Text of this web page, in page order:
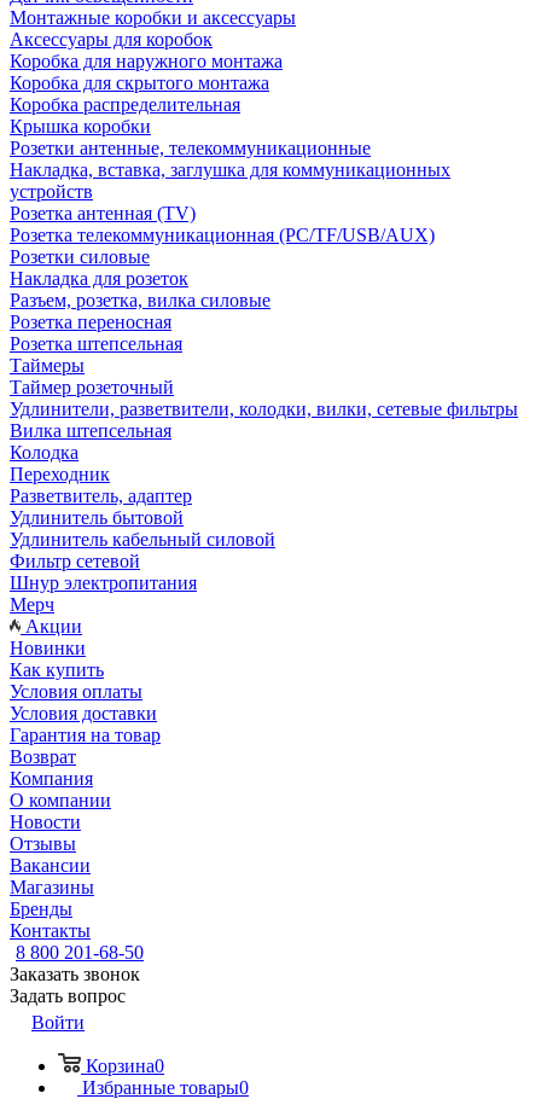
Монтажные коробки и аксессуары
Аксессуары для коробок
Коробка для наружного монтажа
Коробка для скрытого монтажа
Коробка распределительная
Крышка коробки
Розетки антенные, телекоммуникационные
Накладка, вставка, заглушка для коммуникационных
устройств
Розетка антенная (TV)
Розетка телекоммуникационная (PC/TF/USB/AUX)
Розетки силовые
Накладка для розеток
Разъем, розетка, вилка силовые
Розетка переносная
Розетка штепсельная
Таймеры
Таймер розеточный
Удлинители, разветвители, колодки, вилки, сетевые фильтры
Вилка штепсельная
Колодка
Переходник
Разветвитель, адаптер
Удлинитель бытовой
Удлинитель кабельный силовой
Фильтр сетевой
Шнур электропитания
Мерч
Акции
Новинки
Как купить
Условия оплаты
Условия доставки
Гарантия на товар
Возврат
Компания
О компании
Новости
Отзывы
Вакансии
Магазины
Бренды
Контакты
8 800 201-68-50
Заказать звонок
Задать вопрос
Войти
Корзина0
Избранные товары0